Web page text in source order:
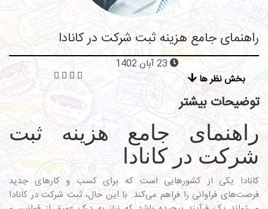
راهنمای جامع هزینه ثبت شرکت در کانادا
بخش نظر ها
توضیحات بیشتر
راهنمای جامع هزینه ثبت
شرکت در کانادا
کانادا یکی از کشورهایی است که برای کسب و کارهای جدید
فرصت‌های فراوانی را فراهم می‌کند. با این حال، ثبت شرکت در کانادا